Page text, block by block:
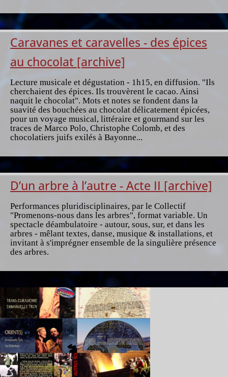
Caravanes et caravelles - des épices
au chocolat [archive]
Lecture musicale et dégustation - 1h15, en diffusion. "Ils
cherchaient des épices. Ils trouvèrent le cacao. Ainsi
naquit le chocolat". Mots et notes se fondent dans la
suavité des bouchées au chocolat délicatement épicées,
pour un voyage musical, littéraire et gourmand sur les
traces de Marco Polo, Christophe Colomb, et des
chocolatiers juifs exilés à Bayonne...
D’un arbre à l’autre - Acte II [archive]
Performances pluridisciplinaires, par le Collectif
"Promenons-nous dans les arbres", format variable. Un
spectacle déambulatoire - autour, sous, sur, et dans les
arbres - mêlant textes, danse, musique & installations, et
invitant à s'imprégner ensemble de la singulière présence
des arbres.